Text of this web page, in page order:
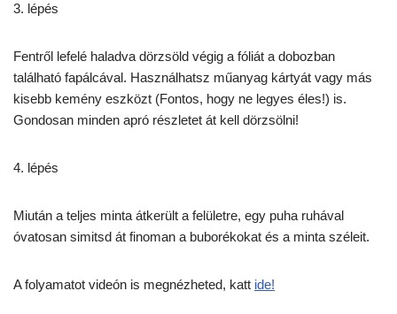
3. lépés
Fentről lefelé haladva dörzsöld végig a fóliát a dobozban
található fapálcával. Használhatsz műanyag kártyát vagy más
kisebb kemény eszközt (Fontos, hogy ne legyes éles!) is.
Gondosan minden apró részletet át kell dörzsölni!
4. lépés
Miután a teljes minta átkerült a felületre, egy puha ruhával
óvatosan simitsd át finoman a buborékokat és a minta széleit.
A folyamatot videón is megnézheted, katt ide!